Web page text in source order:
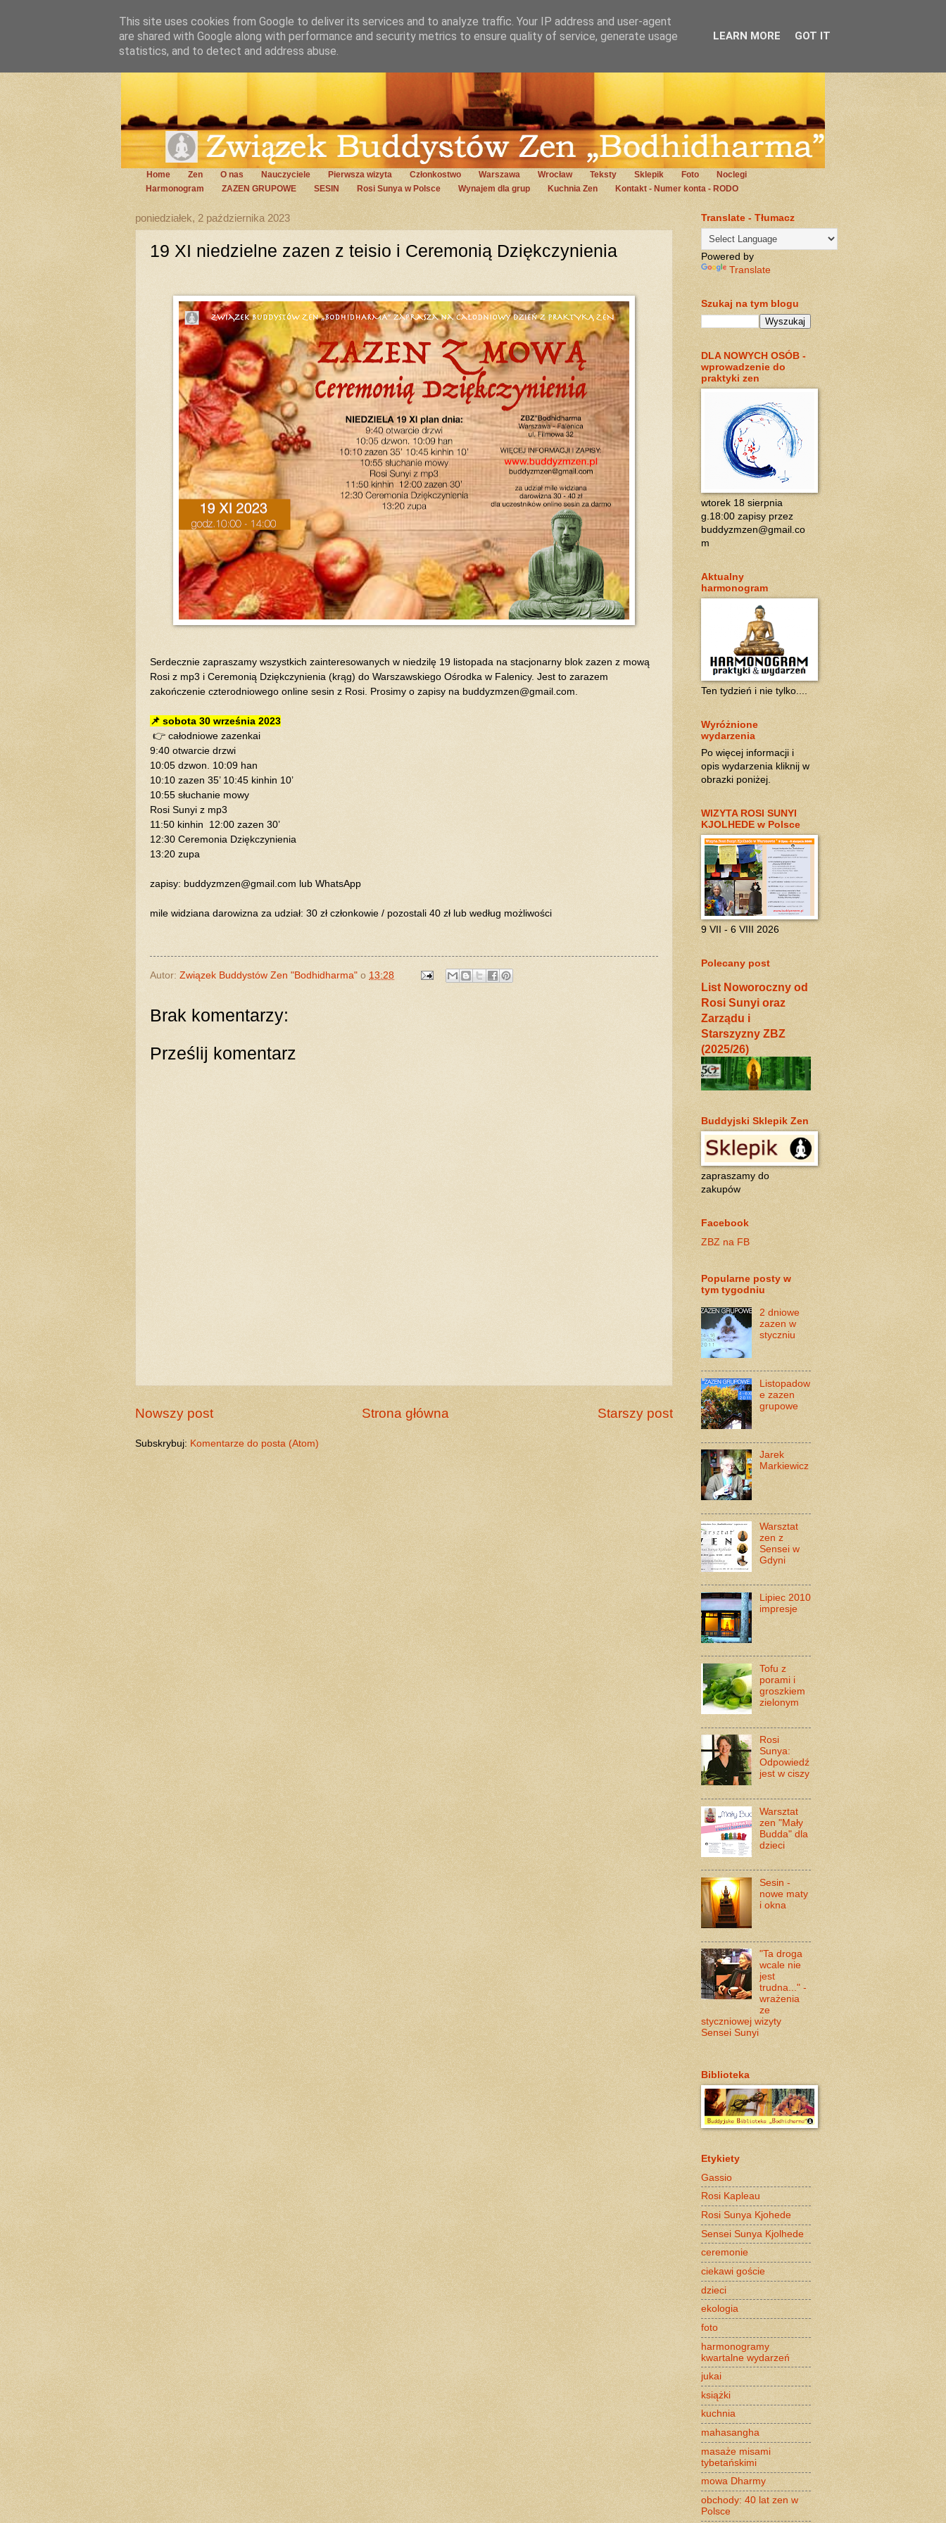
Home Zen O nas Nauczyciele Pierwsza wizyta Członkostwo Warszawa Wrocław Teksty Sklepik Foto
Noclegi
Harmonogram
ZAZEN GRUPOWE SESIN Rosi Sunya w Polsce Wynajem dla grup Kuchnia Zen Kontakt - Numer konta - RODO
poniedziałek, 2 października 2023
19 XI niedzielne zazen z teisio i Ceremonią Dziękczynienia
Serdecznie zapraszamy wszystkich zainteresowanych w niedzilę 19 listopada na stacjonarny blok zazen z mową
Rosi z mp3 i Ceremonią Dziękczynienia (krąg) do Warszawskiego Ośrodka w Falenicy. Jest to zarazem
zakończenie czterodniowego online sesin z Rosi. Prosimy o zapisy na buddyzmzen@gmail.com.
📌 sobota 30 września 2023
👉 całodniowe zazenkai
9:40 otwarcie drzwi
10:05 dzwon. 10:09 han
10:10 zazen 35’ 10:45 kinhin 10’
10:55 słuchanie mowy
Rosi Sunyi z mp3
11:50 kinhin 12:00 zazen 30’
12:30 Ceremonia Dziękczynienia
13:20 zupa
zapisy: buddyzmzen@gmail.com lub WhatsApp
mile widziana darowizna za udział: 30 zł członkowie / pozostali 40 zł lub według możliwości
Autor: Związek Buddystów Zen "Bodhidharma" o 13:28
Brak komentarzy:
Prześlij komentarz
Nowszy post Starszy post
Strona główna
Subskrybuj: Komentarze do posta (Atom)
Translate - Tłumacz
Powered by
Translate
Szukaj na tym blogu
DLA NOWYCH OSÓB -
wprowadzenie do
praktyki zen
wtorek 18 sierpnia
g.18:00 zapisy przez
buddyzmzen@gmail.co
m
Aktualny
harmonogram
Ten tydzień i nie tylko....
Wyróżnione
wydarzenia
Po więcej informacji i
opis wydarzenia kliknij w
obrazki poniżej.
WIZYTA ROSI SUNYI
KJOLHEDE w Polsce
9 VII - 6 VIII 2026
Polecany post
List Noworoczny od
Rosi Sunyi oraz
Zarządu i
Starszyzny ZBZ
(2025/26)
Buddyjski Sklepik Zen
zapraszamy do
zakupów
Facebook
ZBZ na FB
Popularne posty w
tym tygodniu
2 dniowe
zazen w
styczniu
Listopadow
e zazen
grupowe
Jarek
Markiewicz
Warsztat
zen z
Sensei w
Gdyni
Lipiec 2010
impresje
Tofu z
porami i
groszkiem
zielonym
Rosi
Sunya:
Odpowiedź
jest w ciszy
Warsztat
zen "Mały
Budda" dla
dzieci
Sesin -
nowe maty
i okna
"Ta droga
wcale nie
jest
trudna..." -
wrażenia
ze
styczniowej wizyty
Sensei Sunyi
Biblioteka
Etykiety
Gassio
Rosi Kapleau
Rosi Sunya Kjohede
Sensei Sunya Kjolhede
ceremonie
ciekawi goście
dzieci
ekologia
foto
harmonogramy
kwartalne wydarzeń
jukai
książki
kuchnia
mahasangha
masaże misami
tybetańskimi
mowa Dharmy
obchody: 40 lat zen w
Polsce
This site uses cookies from Google to deliver its services and to analyze traffic. Your IP address and user-agent
are shared with Google along with performance and security metrics to ensure quality of service, generate usage
statistics, and to detect and address abuse.
LEARN MORE GOT IT